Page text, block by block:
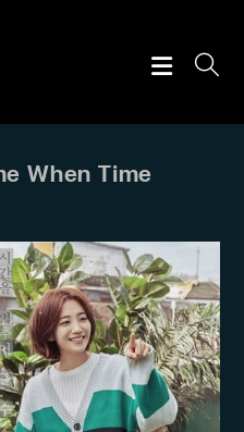
When Time